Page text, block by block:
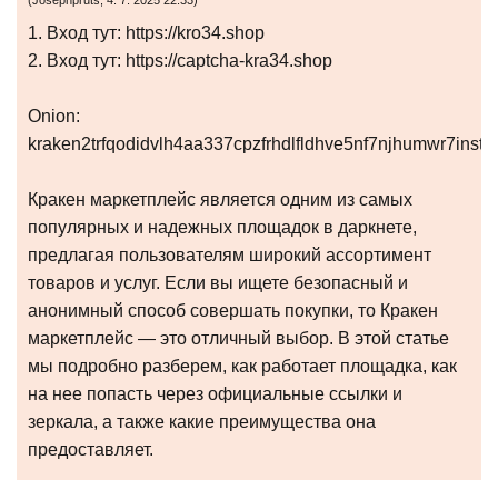
1. Вход тут: https://kro34.shop
2. Вход тут: https://captcha-kra34.shop
Onion:
Кракен маркетплейс является одним из самых
популярных и надежных площадок в даркнете,
предлагая пользователям широкий ассортимент
товаров и услуг. Если вы ищете безопасный и
анонимный способ совершать покупки, то Кракен
маркетплейс — это отличный выбор. В этой статье
мы подробно разберем, как работает площадка, как
на нее попасть через официальные ссылки и
зеркала, а также какие преимущества она
предоставляет.